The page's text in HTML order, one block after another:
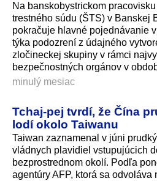
Na banskobystrickom
trestného súdu (ŠTS) v Banskej
pokračuje hlavné pojednávanie
týka podozrení z údajného
zločineckej skupiny v rámci
bezpečnostných orgánov v
minulý mesiac
Tchaj-pej tvrdí, že Čína
lodí okolo Taiwanu
Taiwan zaznamenal v júni
vládnych plavidiel vstupujúcich
bezprostrednom okolí. Podľa
agentúry AFP, ktorá sa odvoláva